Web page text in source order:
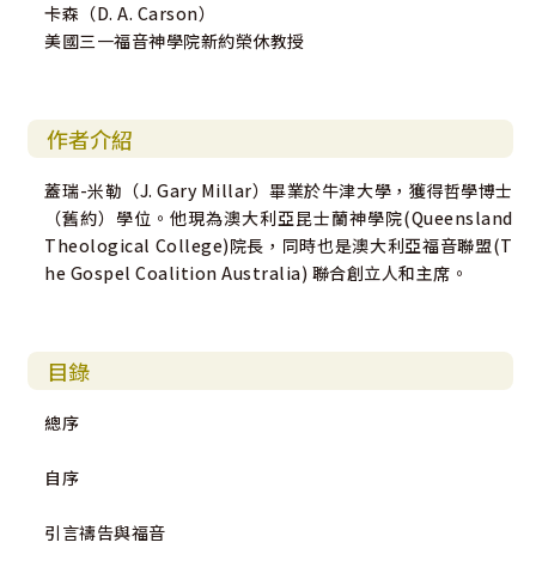
卡森（D. A. Carson）
美國三一福音神學院新約榮休教授
作者介紹
蓋瑞-米勒（J. Gary Millar）畢業於牛津大學，獲得哲學博士
（舊約）學位。他現為澳大利亞昆士蘭神學院(Queensland
Theological College)院長，同時也是澳大利亞福音聯盟(T
he Gospel Coalition Australia) 聯合創立人和主席。
目錄
總序
自序
引言禱告與福音